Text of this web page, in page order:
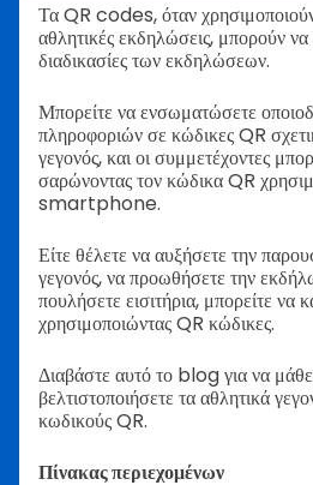
Τα QR codes, όταν
αθλητικές εκδηλώσεις, μπορούν
διαδικασίες των εκδηλώσεων.
Μπορείτε να ενσωματώσετε
πληροφοριών σε κώδικες QR
γεγονός, και οι συμμετέχοντες
σαρώνοντας τον κώδικα QR
smartphone.
Είτε θέλετε να αυξήσετε την
γεγονός, να προωθήσετε την
πουλήσετε εισιτήρια, μπορείτε να
χρησιμοποιώντας QR κώδικες.
Διαβάστε αυτό το blog για να
βελτιστοποιήσετε τα αθλητικά
κωδικούς QR.
Πίνακας περιεχομένων